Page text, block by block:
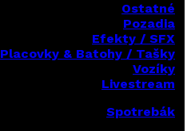
Ostatné
Pozadia
Efekty / SFX
Placovky & Batohy / Tašky
Vozíky
Livestream
Spotrebák